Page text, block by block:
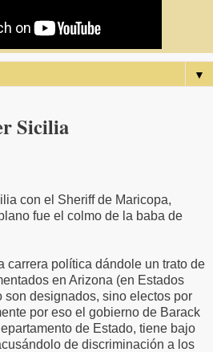
▼
Sicilia
con el Sheriff de Maricopa,
fue el colmo de la baba de
carrera política dándole un trato de
en Arizona (en Estados
designados, sino electos por
por eso el gobierno de Barack
de Estado, tiene bajo
de discriminación a los